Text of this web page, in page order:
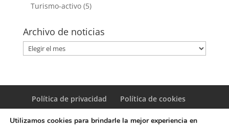
Turismo-activo(5)
Archivo de noticias
Archivo
de
Política de privacidad Política de cookies
Utilizamos cookies para brindarle la mejor experiencia en